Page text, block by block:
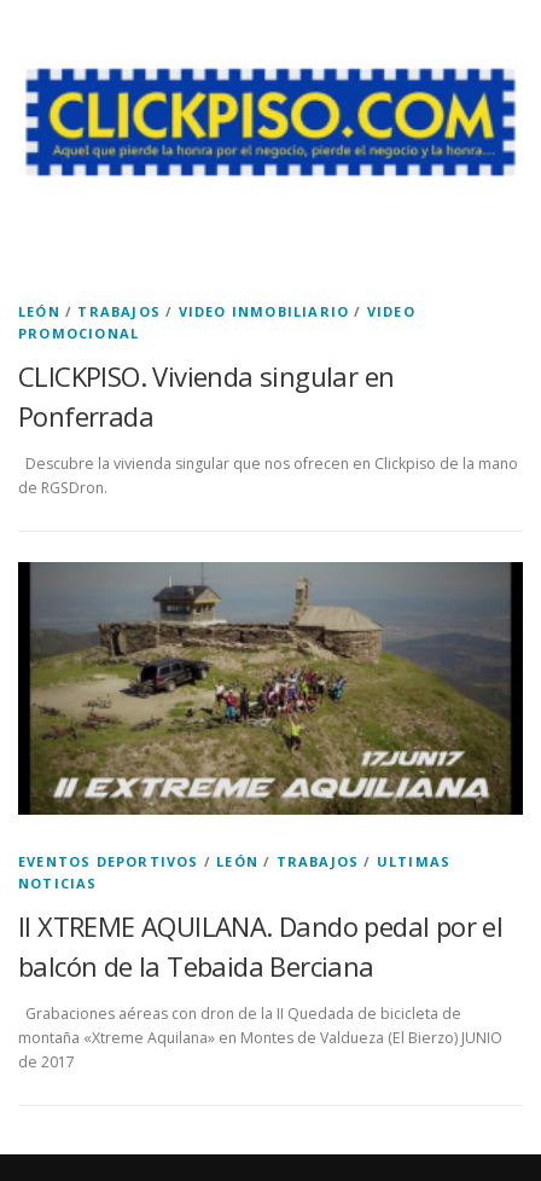
LEÓN / TRABAJOS / VIDEO INMOBILIARIO / VIDEO
PROMOCIONAL
CLICKPISO. Vivienda singular en
Ponferrada
Descubre la vivienda singular que nos ofrecen en Clickpiso de la mano
de RGSDron.
EVENTOS DEPORTIVOS / LEÓN / TRABAJOS / ULTIMAS
NOTICIAS
II XTREME AQUILANA. Dando pedal por el
balcón de la Tebaida Berciana
Grabaciones aéreas con dron de la II Quedada de bicicleta de
montaña «Xtreme Aquilana» en Montes de Valdueza (El Bierzo) JUNIO
de 2017